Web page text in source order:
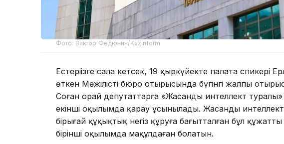
Фото: Виктор Федюнин/Kazinform
Естеріңізге сала кетсек, 19 қыркүйекте палата спикері
өткен Мәжілістің бюро отырысында бүгінгі жалпы
Соған орай депутаттарға «Жасанды интеллект туралы»
екінші оқылымда қарау ұсынылады. Жасанды
бірыңғай құқықтық негіз құруға бағытталған бұл
бірінші оқылымда мақұлдаған болатын.